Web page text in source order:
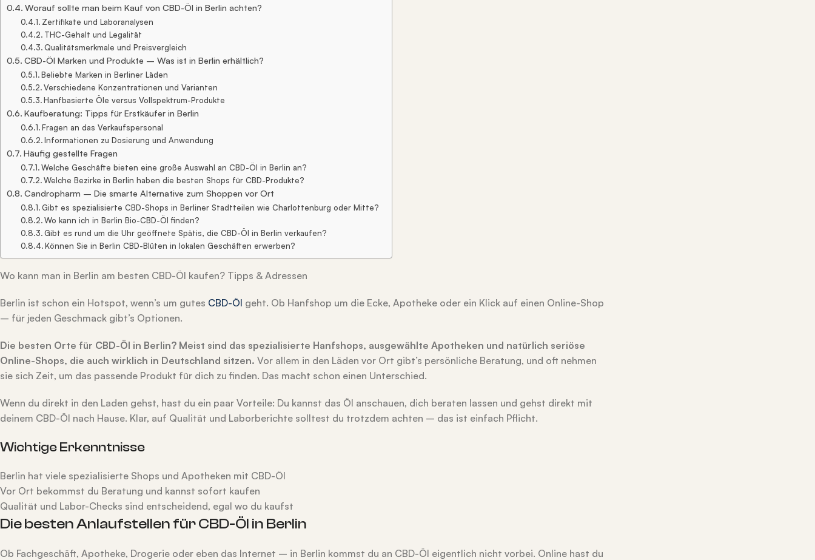
Worauf sollte man beim Kauf von CBD-Öl in Berlin achten?
Zertifikate und Laboranalysen
THC-Gehalt und Legalität
Qualitätsmerkmale und Preisvergleich
CBD-Öl Marken und Produkte – Was ist in Berlin erhältlich?
Beliebte Marken in Berliner Läden
Verschiedene Konzentrationen und Varianten
Hanfbasierte Öle versus Vollspektrum-Produkte
Kaufberatung: Tipps für Erstkäufer in Berlin
Fragen an das Verkaufspersonal
Informationen zu Dosierung und Anwendung
Häufig gestellte Fragen
Welche Geschäfte bieten eine große Auswahl an CBD-Öl in Berlin an?
Welche Bezirke in Berlin haben die besten Shops für CBD-Produkte?
Candropharm – Die smarte Alternative zum Shoppen vor Ort
Gibt es spezialisierte CBD-Shops in Berliner Stadtteilen wie Charlottenburg oder Mitte?
Wo kann ich in Berlin Bio-CBD-Öl finden?
Gibt es rund um die Uhr geöffnete Spätis, die CBD-Öl in Berlin verkaufen?
Können Sie in Berlin CBD-Blüten in lokalen Geschäften erwerben?
Wo kann man in Berlin am besten CBD-Öl kaufen? Tipps & Adressen
Berlin ist schon ein Hotspot, wenn’s um gutes CBD-Öl geht. Ob Hanfshop um die Ecke, Apotheke oder ein Klick auf einen Online-Shop
– für jeden Geschmack gibt’s Optionen.
Die besten Orte für CBD-Öl in Berlin? Meist sind das spezialisierte Hanfshops, ausgewählte Apotheken und natürlich seriöse
Online-Shops, die auch wirklich in Deutschland sitzen. Vor allem in den Läden vor Ort gibt’s persönliche Beratung, und oft nehmen
sie sich Zeit, um das passende Produkt für dich zu finden. Das macht schon einen Unterschied.
Wenn du direkt in den Laden gehst, hast du ein paar Vorteile: Du kannst das Öl anschauen, dich beraten lassen und gehst direkt mit
deinem CBD-Öl nach Hause. Klar, auf Qualität und Laborberichte solltest du trotzdem achten – das ist einfach Pflicht.
Wichtige Erkenntnisse
Berlin hat viele spezialisierte Shops und Apotheken mit CBD-Öl
Vor Ort bekommst du Beratung und kannst sofort kaufen
Qualität und Labor-Checks sind entscheidend, egal wo du kaufst
Die besten Anlaufstellen für CBD-Öl in Berlin
Ob Fachgeschäft, Apotheke, Drogerie oder eben das Internet – in Berlin kommst du an CBD-Öl eigentlich nicht vorbei. Online hast du